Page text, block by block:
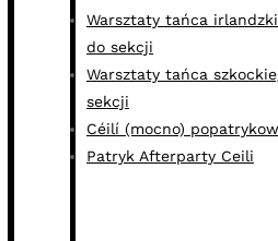
Warsztaty tańca
do sekcji
Warsztaty tańca
sekcji
Céilí (mocno)
Patryk Afterparty Ceili